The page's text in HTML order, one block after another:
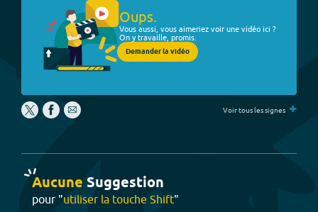
Oups.
Vous aussi, vous aimeriez voir une vidéo ici ?
On y travaille, promis.
Demander la vidéo
Voir tous les signes +
Aucune Suggestion
pour "utiliser la touche Shift"